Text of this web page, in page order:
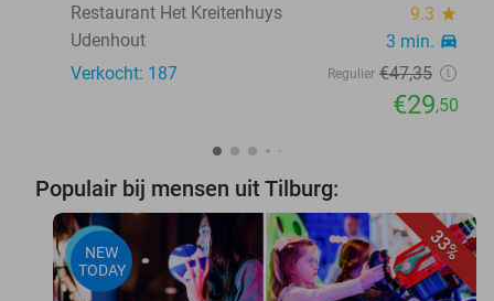
Restaurant Het Kreitenhuys
9.3 star
Udenhout 3 min. directions_car
Verkocht: 187 Regulier €47,35
€29,50
Populair bij mensen uit Tilburg:
33%
NEW
TODAY